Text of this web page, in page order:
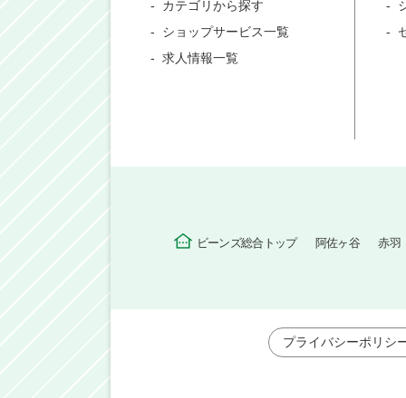
カテゴリから探す
ショップサービス一覧
求人情報一覧
ビーンズ総合トップ 阿佐ヶ谷 赤羽
プライバシーポリシ